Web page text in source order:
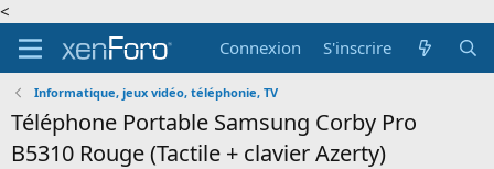
<
Connexion
S'inscrire
Informatique, jeux vidéo, téléphonie, TV
Téléphone Portable Samsung Corby Pro
B5310 Rouge (Tactile + clavier Azerty)